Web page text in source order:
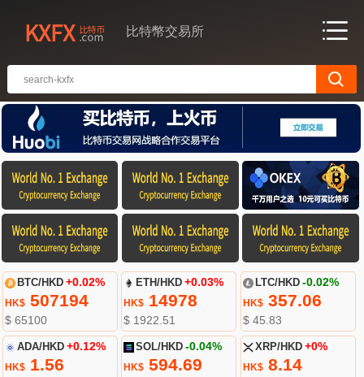
比特幣交易所
BTC/HKD +0.02%
HK$507194
$ 65100
ETH/HKD +0.03%
HK$ 14978
$ 1922.51
LTC/HKD -0.02%
HK$357.06
$ 45.83
ADA/HKD +0.12%
HK$1.56
SOL/HKD -0.04%
HK$ 594.69
XRP/HKD +0%
HK$8.14